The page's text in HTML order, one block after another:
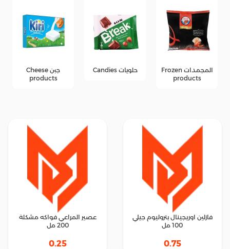
المجمدات Frozen
products
حلويات Candies
جبن Cheese
products
فازلين اوريجينال بتروليوم جيلي
100 مل
0.75
عصير المراعي فواكه مشكلة
200 مل
0.25